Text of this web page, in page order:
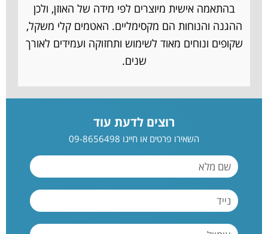
בהתאמה אישית מיוצרים לפי מידה של האוזן, ולכן
ההגנה והנוחות הם מקסימליים. האטמים קלי משקל,
שקופים ונוחים מאוד לשימוש ותחזוקה ועמידים לאורך
שנים.
רוצים לדעת עוד
השאירו פרטים או חייגו 09-8656498